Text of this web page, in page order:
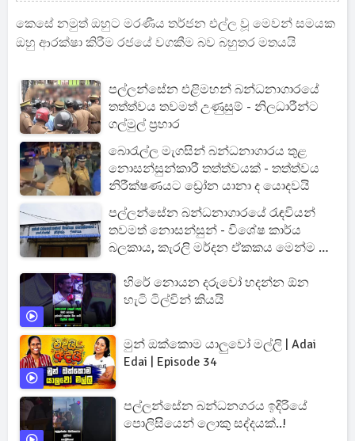
කෙසේ නමුත් ඔහුට මරණීය තර්ජන එල්ල වූ මෙවන් සමයක
ඔහු ආරක්ෂා කිරීම රජයේ වගකීම බව බහුතර මතයයි
පල්ලන්සේන එළිමහන් බන්ධනාගාරයේ
තත්ත්වය තවමත් උණුසුම් - නිලධාරීන්ට
ගල්මුල් ප්‍රහාර
බොරැල්ල මැගසින් බන්ධනාගාරය තුළ
නොසන්සුන්කාරී තත්ත්වයක් - තත්ත්වය
නිරීක්ෂණයට ඩ්‍රෝන යානා ද යොදවයි
පල්ලන්සේන බන්ධනාගාරයේ රැඳවියන්
තවමත් නොසන්සුන් - විශේෂ කාර්ය
බලකාය, කැරලි මර්දන ඒකකය මෙන්ම ශ්‍රී
හිරේ නොයන දරුවෝ හදන්න ඕන
හැටි ටිල්වින් කියයි
මුන් ඔක්කොම යාලුවෝ මල්ලි | Adai
Edai | Episode 34
පල්ලන්සේන බන්ධනගරය ඉදිරියේ
පොලිසියෙන් ලොකු සද්දයක්..!